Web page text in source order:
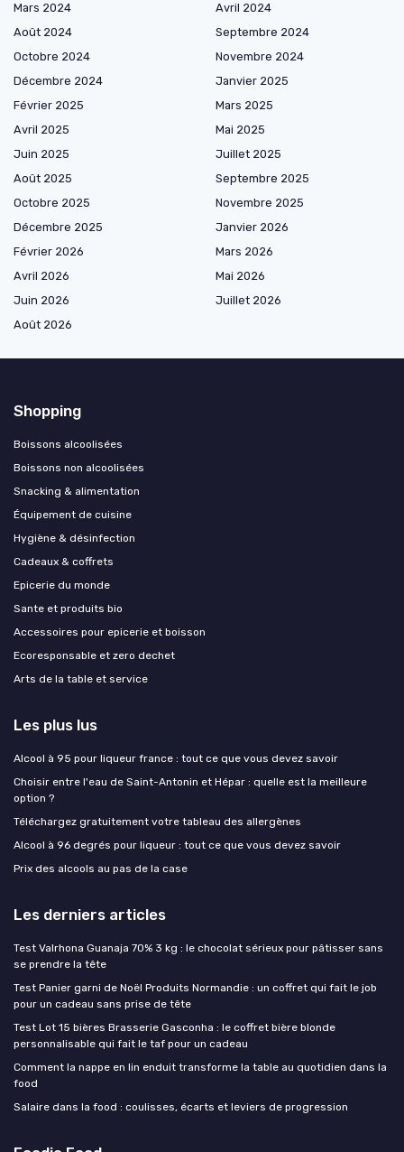
Mars 2024
Avril 2024
Août 2024
Septembre 2024
Octobre 2024
Novembre 2024
Décembre 2024
Janvier 2025
Février 2025
Mars 2025
Avril 2025
Mai 2025
Juin 2025
Juillet 2025
Août 2025
Septembre 2025
Octobre 2025
Novembre 2025
Décembre 2025
Janvier 2026
Février 2026
Mars 2026
Avril 2026
Mai 2026
Juin 2026
Juillet 2026
Août 2026
Shopping
Boissons alcoolisées
Boissons non alcoolisées
Snacking & alimentation
Équipement de cuisine
Hygiène & désinfection
Cadeaux & coffrets
Epicerie du monde
Sante et produits bio
Accessoires pour epicerie et boisson
Ecoresponsable et zero dechet
Arts de la table et service
Les plus lus
Alcool à 95 pour liqueur france : tout ce que vous devez savoir
Choisir entre l'eau de Saint-Antonin et Hépar : quelle est la meilleure
option ?
Téléchargez gratuitement votre tableau des allergènes
Alcool à 96 degrés pour liqueur : tout ce que vous devez savoir
Prix des alcools au pas de la case
Les derniers articles
Test Valrhona Guanaja 70% 3 kg : le chocolat sérieux pour pâtisser sans
se prendre la tête
Test Panier garni de Noël Produits Normandie : un coffret qui fait le job
pour un cadeau sans prise de tête
Test Lot 15 bières Brasserie Gasconha : le coffret bière blonde
personnalisable qui fait le taf pour un cadeau
Comment la nappe en lin enduit transforme la table au quotidien dans la
food
Salaire dans la food : coulisses, écarts et leviers de progression